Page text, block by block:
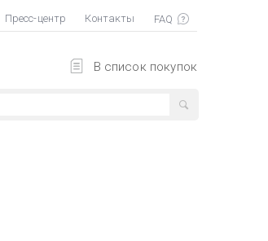
Пресс-центр Контакты
В список покупок